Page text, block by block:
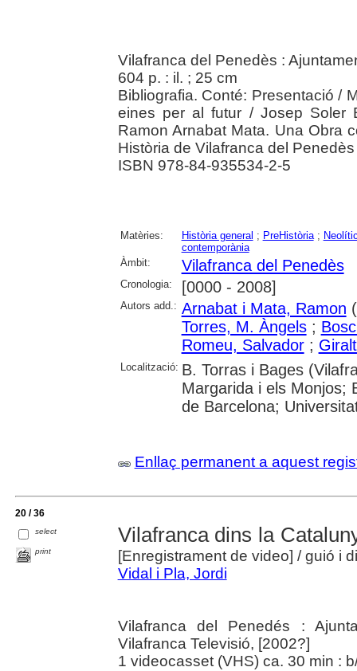
Vilafranca del Penedès :
604 p. : il. ; 25 cm
Bibliografia. Conté: Presentació /
eines per al futur / Josep Soler
Ramon Arnabat Mata. Una Obra
Història de Vilafranca del
ISBN 978-84-935534-2-5
Matèries: Història general ; PreHistòria;
contemporània
Àmbit:
Vilafranca del Penedès
Cronologia: [0000 - 2008]
Autors add.: Arnabat i Mata, Ramon
Torres, M. Àngels;
Romeu, Salvador;
Localització: B. Torras i Bages
Margarida i els Monjos;
de Barcelona;
Enllaç permanent a aquest
20 / 36
select
print
Vilafranca dins la
[Enregistrament de video] / guió i
Vidal i Pla, Jordi
Vilafranca del Penedés :
Vilafranca Televisió, [2002?]
1 videocasset (VHS) ca. 30 min :